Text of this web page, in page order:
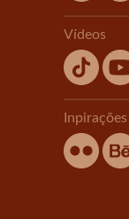
Vídeos
Inpirações